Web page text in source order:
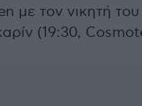
με τον νικητή
(19:30,